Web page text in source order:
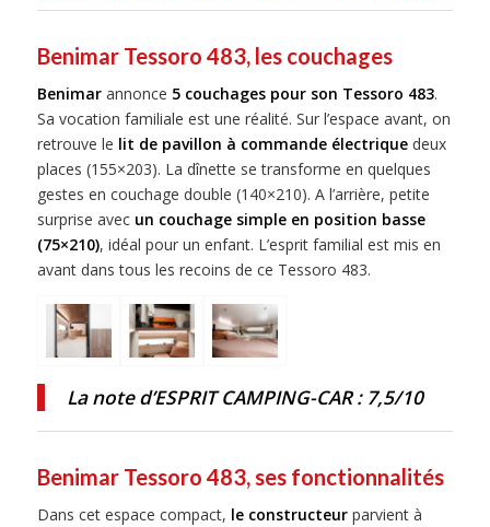
Benimar Tessoro 483, les couchages
Benimarannonce 5 couchages pour son Tessoro 483.
Sa vocation familiale est une réalité. Sur l’espace avant, on
retrouve le lit de pavillon à commande électriquedeux
places (155×203). La dînette se transforme en quelques
gestes en couchage double (140×210). A l’arrière, petite
surprise avec un couchage simple en position basse
(75×210), idéal pour un enfant. L’esprit familial est mis en
avant dans tous les recoins de ce Tessoro 483.
La note d’ESPRIT CAMPING-CAR : 7,5/10
Benimar Tessoro 483, ses fonctionnalités
Dans cet espace compact, le constructeurparvient à